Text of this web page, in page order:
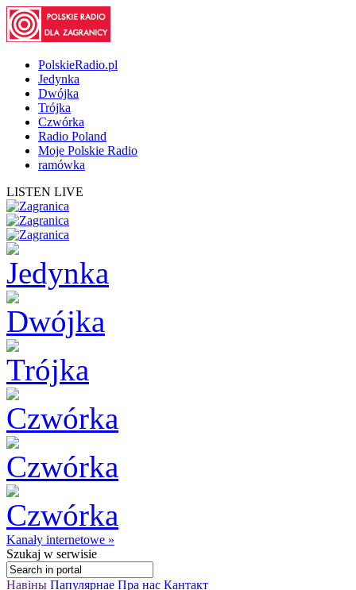
PolskieRadio.pl
Jedynka
Dwójka
Trójka
Czwórka
Radio Poland
Moje Polskie Radio
ramówka
LISTEN LIVE
Kanały internetowe »
Szukaj w serwisie
Навіны Папулярнае Пра нас Кантакт